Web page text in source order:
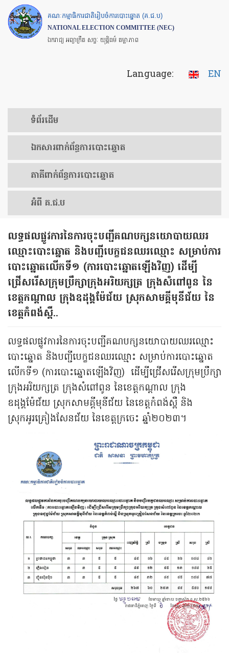
Skip
to
main
គណៈកម្មាធិការជាតិរៀបចំការបោះឆ្នោត (គ.ជ.ប)
NATIONAL ELECTION COMMITTEE (NEC)
ឯករាជ្យ អព្យាក្រឹត សច្ចៈ យុត្តិធម៌ តម្លាភាព
Language: EN
ទំព័រ​ដើម
ឯកសារ​ពាក់ព័ន្ធ​ការ​បោះឆ្នោត
​ភាគីពាក់ព័ន្ធ​​ការ​បោះឆ្នោត
អំពី គ.ជ.ប
លទ្ធផលផ្លូវការនៃការចុះបញ្ជីគណបក្សនយោបាយឈរ
ឈ្មោះបោះឆ្នោត និងបញ្ជីបេក្ខជនឈរឈ្មោះ សម្រាប់ការ
បោះឆ្នោតលើកទី១ (ការបោះឆ្នោតឡើងវិញ) ដើម្បី
ជ្រើសរើសក្រុមប្រឹក្សាក្រុងអរិយក្សត្រ ក្រុងសំពៅពូន នៃ
ខេត្តកណ្តាល ក្រុងឧដុង្គម៉ែជ័យ ស្រុកសាមគ្គីមុនីជ័យ នៃ
ខេត្តកំពង់ស្ពឺ..
លទ្ធផលផ្លូវការនៃការចុះបញ្ជីគណបក្សនយោបាយឈរឈ្មោះ
បោះឆ្នោត និងបញ្ជីបេក្ខជនឈរឈ្មោះ សម្រាប់ការបោះឆ្នោត
លើកទី១ (ការបោះឆ្នោតឡើងវិញ) ដើម្បីជ្រើសរើសក្រុមប្រឹក្សា
ក្រុងអរិយក្សត្រ ក្រុងសំពៅពូន នៃខេត្តកណ្តាល ក្រុង
ឧដុង្គម៉ែជ័យ ស្រុកសាមគ្គីមុនីជ័យ នៃខេត្តកំពង់ស្ពឺ និង
ស្រុកអូរគ្រៀងសែនជ័យ នៃខេត្តក្រចេះ ឆ្នាំ២០២៣។